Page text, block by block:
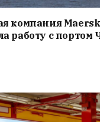
компания Maersk
работу с портом